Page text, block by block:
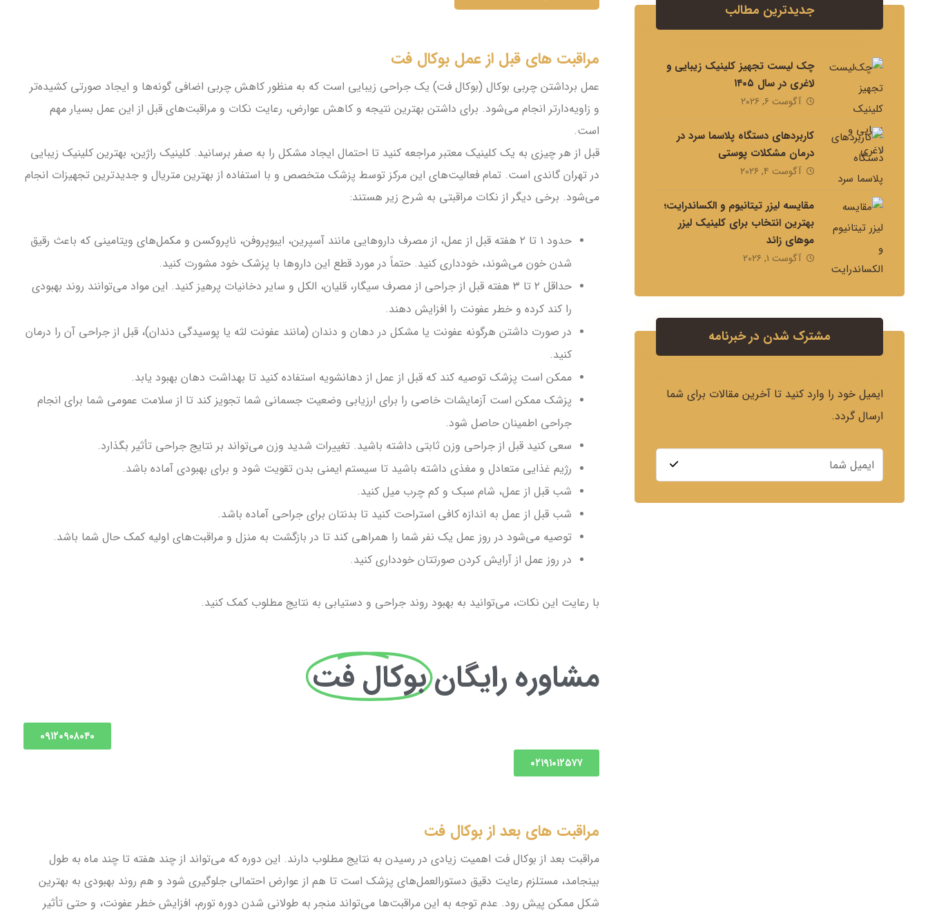
مراقبت های قبل از عمل بوکال فت
عمل برداشتن چربی بوکال (بوکال فت) یک جراحی زیبایی است که به منظور کاهش چربی اضافی گونه‌ها و ایجاد صورتی کشیده‌تر
و زاویه‌دارتر انجام می‌شود. برای داشتن بهترین نتیجه و کاهش عوارض، رعایت نکات و مراقبت‌های قبل از این عمل بسیار مهم
است.
قبل از هر چیزی به یک کلینیک معتبر مراجعه کنید تا احتمال ایجاد مشکل را به صفر برسانید. کلینیک راژین، بهترین کلینیک زیبایی
در تهران گاندی است. تمام فعالیت‌‎‌های این مرکز توسط پزشک متخصص و با استفاده از بهترین متریال و جدیدترین تجهیزات انجام
می‌شود. برخی دیگر از نکات مراقبتی به شرح زیر هستند:
حدود ۱ تا ۲ هفته قبل از عمل، از مصرف داروهایی مانند آسپرین، ایبوپروفن، ناپروکسن و مکمل‌های ویتامینی که باعث رقیق
شدن خون می‌شوند، خودداری کنید. حتماً در مورد قطع این داروها با پزشک خود مشورت کنید.
حداقل ۲ تا ۳ هفته قبل از جراحی از مصرف سیگار، قلیان، الکل و سایر دخانیات پرهیز کنید. این مواد می‌توانند روند بهبودی
را کند کرده و خطر عفونت را افزایش دهند.
در صورت داشتن هرگونه عفونت یا مشکل در دهان و دندان (مانند عفونت لثه یا پوسیدگی دندان)، قبل از جراحی آن را درمان
کنید.
ممکن است پزشک توصیه کند که قبل از عمل از دهانشویه استفاده کنید تا بهداشت دهان بهبود یابد.
پزشک ممکن است آزمایشات خاصی را برای ارزیابی وضعیت جسمانی شما تجویز کند تا از سلامت عمومی شما برای انجام
جراحی اطمینان حاصل شود.
سعی کنید قبل از جراحی وزن ثابتی داشته باشید. تغییرات شدید وزن می‌تواند بر نتایج جراحی تأثیر بگذارد.
رژیم غذایی متعادل و مغذی داشته باشید تا سیستم ایمنی بدن تقویت شود و برای بهبودی آماده باشد.
شب قبل از عمل، شام سبک و کم چرب میل کنید.
شب قبل از عمل به اندازه کافی استراحت کنید تا بدنتان برای جراحی آماده باشد.
توصیه می‌شود در روز عمل یک نفر شما را همراهی کند تا در بازگشت به منزل و مراقبت‌های اولیه کمک حال شما باشد.
در روز عمل از آرایش کردن صورتتان خودداری کنید.
با رعایت این نکات، می‌توانید به بهبود روند جراحی و دستیابی به نتایج مطلوب کمک کنید.
مشاوره رایگان بوکال فت
۰۹۱۲۰۹۰۸۰۴۰
۰۲۱۹۱۰۱۲۵۷۷
مراقبت های بعد از بوکال فت
مراقبت بعد از بوکال فت اهمیت زیادی در رسیدن به نتایج مطلوب دارند. این دوره که می‌تواند از چند هفته تا چند ماه به طول
بینجامد، مستلزم رعایت دقیق دستورالعمل‌های پزشک است تا هم از عوارض احتمالی جلوگیری شود و هم روند بهبودی به بهترین
شکل ممکن پیش رود. عدم توجه به این مراقبت‌ها می‌تواند منجر به طولانی شدن دوره تورم، افزایش خطر عفونت، و حتی تأثیر
جدیدترین مطالب
چک لیست تجهیز کلینیک زیبایی و
لاغری در سال ۱۴۰۵
آگوست ۶, ۲۰۲۶
کاربردهای دستگاه پلاسما سرد در
درمان مشکلات پوستی
آگوست ۴, ۲۰۲۶
مقایسه لیزر تیتانیوم و الکساندرایت؛
بهترین انتخاب برای کلینیک لیزر
موهای زائد
آگوست ۱, ۲۰۲۶
مشترک شدن در خبرنامه
ایمیل خود را وارد کنید تا آخرین مقالات برای شما
ارسال گردد.